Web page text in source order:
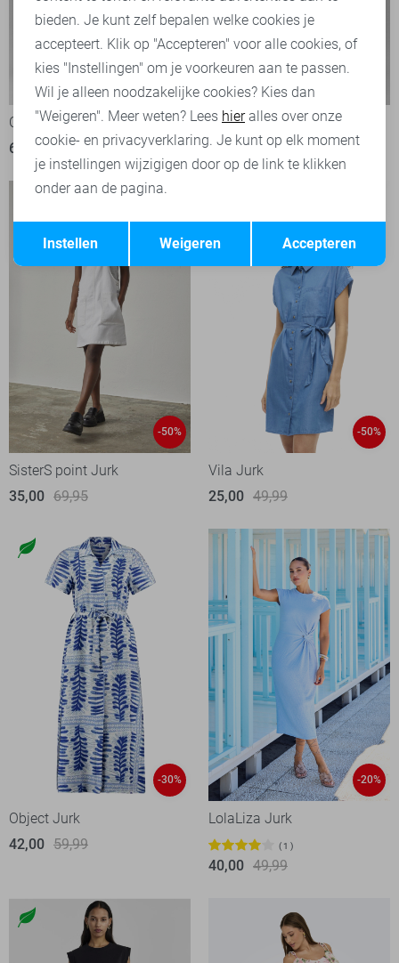
-50%
Calvin Klein Jurk
69,95 139,90
Calvin Klein Jurk
69,95
139,90
-50%
SisterS point Jurk
35,00 69,95
-50%
Vila Jurk
25,00 49,99
-30%
Object Jurk
42,00 59,99
-20%
LolaLiza Jurk
1
40,00 49,99
Terug Opslaan
bieden. Je kunt zelf bepalen welke cookies je
accepteert. Klik op "Accepteren" voor alle cookies, of
kies "Instellingen" om je voorkeuren aan te passen.
Wil je alleen noodzakelijke cookies? Kies dan
"Weigeren". Meer weten? Lees hieralles over onze
cookie- en privacyverklaring. Je kunt op elk moment
je instellingen wijzigigen door op de link te klikken
onder aan de pagina.
Accepteren
Weigeren
Instellen